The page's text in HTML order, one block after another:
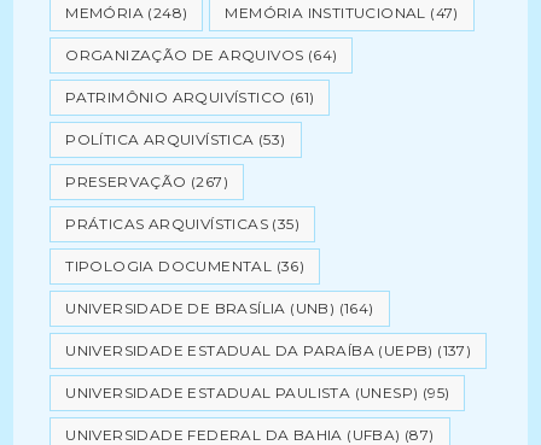
MEMÓRIA (248) MEMÓRIA INSTITUCIONAL (47)
ORGANIZAÇÃO DE ARQUIVOS (64)
PATRIMÔNIO ARQUIVÍSTICO (61)
POLÍTICA ARQUIVÍSTICA (53)
PRESERVAÇÃO (267)
PRÁTICAS ARQUIVÍSTICAS (35)
TIPOLOGIA DOCUMENTAL (36)
UNIVERSIDADE DE BRASÍLIA (UNB) (164)
UNIVERSIDADE ESTADUAL DA PARAÍBA (UEPB) (137)
UNIVERSIDADE ESTADUAL PAULISTA (UNESP) (95)
UNIVERSIDADE FEDERAL DA BAHIA (UFBA) (87)